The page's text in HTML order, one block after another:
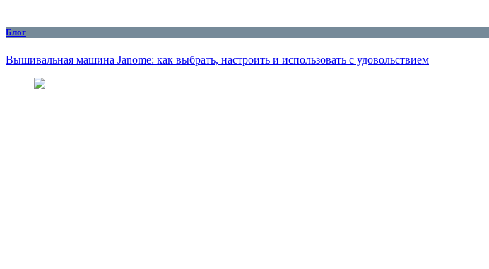
Блог
Вышивальная машина Janome: как выбрать, настроить и использовать с удовольствием